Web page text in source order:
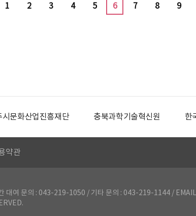
1 2 3 4 5 6 7 8 9
시문화산업진흥재단 충북과학기술혁신원 한
약관
간 대여 문의 : 043-219-1050 / 기타 문의 : 043-219-1144 /